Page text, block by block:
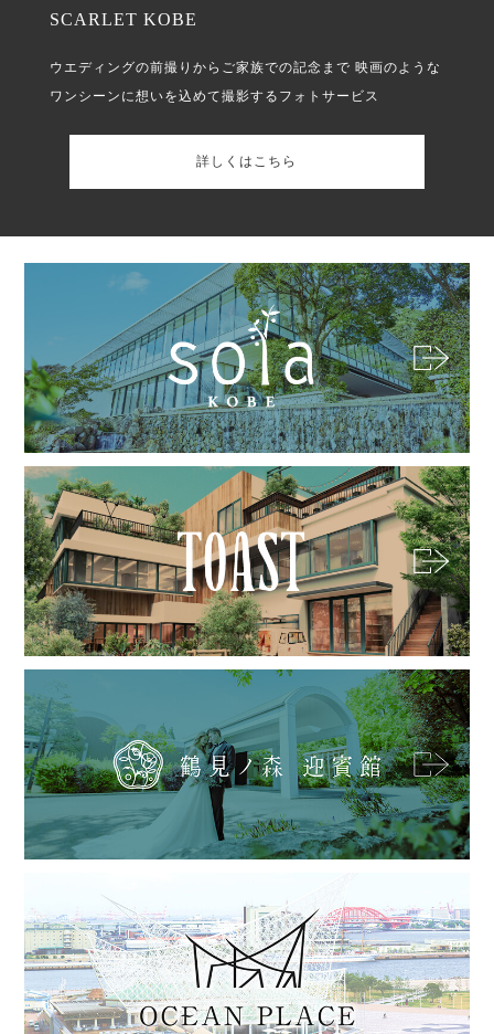
SCARLET KOBE
ウエディングの前撮りからご家族での記念まで 映画のような
ワンシーンに想いを込めて撮影するフォトサービス
詳しくはこちら